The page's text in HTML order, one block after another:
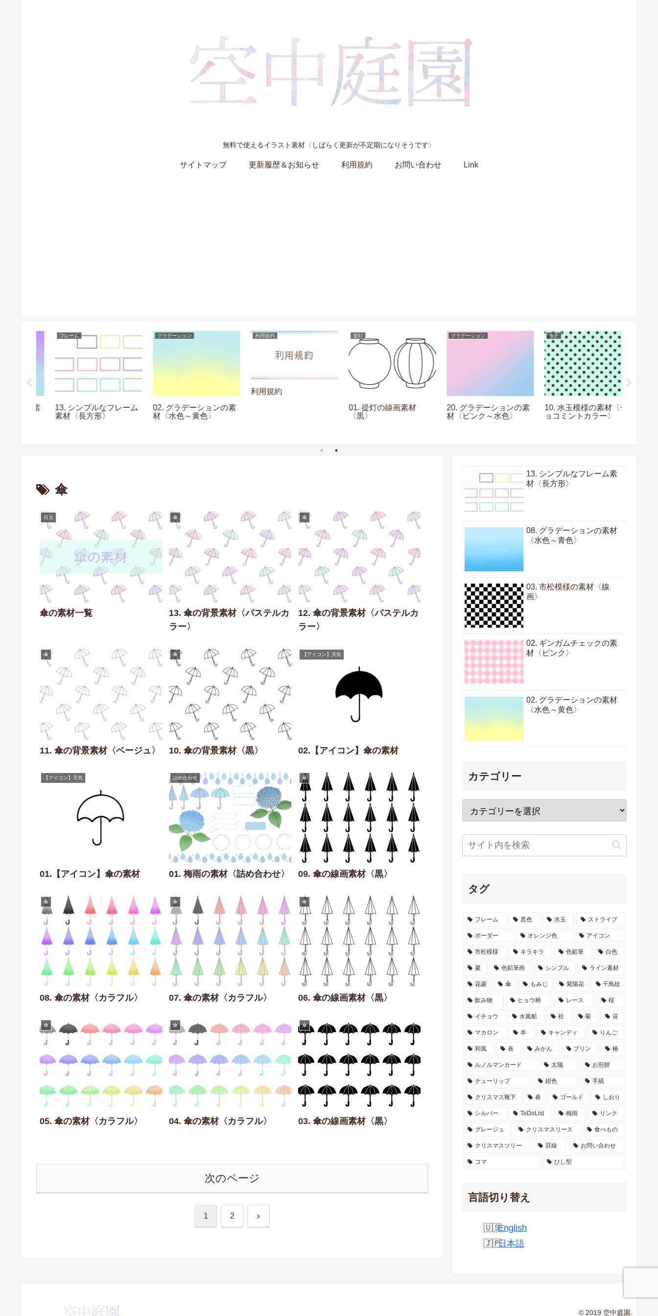
無料で使えるイラスト素材〈しばらく更新が不定期になりそうです〉
サイトマップ 更新履歴＆お知らせ 利用規約 お問い合わせ Link
フレーム
13. シンプルなフレーム
素材〈長方形〉
グラデーション
02. グラデーションの素
材〈水色～黄色〉
利用規約
利用規約
01. 提灯の線画素材
〈黒〉
グラデーション
20. グラデーションの素
材〈ピンク～水色〉
10. 水玉模様の素材〈チ
ョコミントカラー〉
傘
目次
傘の素材一覧
傘
13. 傘の背景素材〈パステルカ
ラー〉
傘
12. 傘の背景素材〈パステルカ
ラー〉
傘
11. 傘の背景素材〈ベージュ〉
傘
10. 傘の背景素材〈黒〉
【アイコン】天気
02.【アイコン】傘の素材
【アイコン】天気
01.【アイコン】傘の素材
詰め合わせ
01. 梅雨の素材〈詰め合わせ〉
傘
09. 傘の線画素材〈黒〉
傘
08. 傘の素材〈カラフル〉
傘
07. 傘の素材〈カラフル〉
傘
06. 傘の線画素材〈黒〉
傘
05. 傘の素材〈カラフル〉
傘
04. 傘の素材〈カラフル〉
傘
03. 傘の線画素材〈黒〉
次のページ
1 2 次
13. シンプルなフレーム素
材〈長方形〉
08. グラデーションの素材
〈水色～青色〉
03. 市松模様の素材〈線
画〉
02. ギンガムチェックの素
材〈ピンク〉
02. グラデーションの素材
〈水色～黄色〉
カテゴリー
タグ
フレーム 黒色 水玉 ストライプ
ボーダー オレンジ色 アイコン
市松模様 キラキラ 色鉛筆 白色
夏 色鉛筆画 シンプル ライン素材
花菱 傘 もみじ 紫陽花 千鳥紋
飲み物 ヒョウ柄 レース 桜
イチョウ 水風船 松 菊 笹
マカロン 本 キャンディ りんご
和風 表 みかん プリン 椿
ルノルマンカード 太陽 お煎餅
チューリップ 紺色 手紙
クリスマス靴下 春 ゴールド しおり
シルバー ToDoList 梅雨 リンク
グレージュ クリスマスリース 食べもの
クリスマスツリー 罫線 お問い合わせ
コマ ひし型
言語切り替え
English
日本語
© 2019 空中庭園.